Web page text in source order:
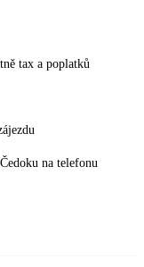
tax a poplatků
na telefonu